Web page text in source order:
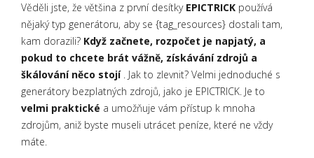
Věděli jste, že většina z první desítky EPICTRICK používá
nějaký typ generátoru, aby se {tag_resources} dostali tam,
kam dorazili? Když začnete, rozpočet je napjatý, a
pokud to chcete brát vážně, získávání zdrojů a
škálování něco stojí. Jak to zlevnit? Velmi jednoduché s
generátory bezplatných zdrojů, jako je EPICTRICK. Je to
velmi praktické a umožňuje vám přístup k mnoha
zdrojům, aniž byste museli utrácet peníze, které ne vždy
máte.